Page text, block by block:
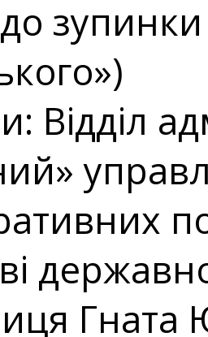
Відділ